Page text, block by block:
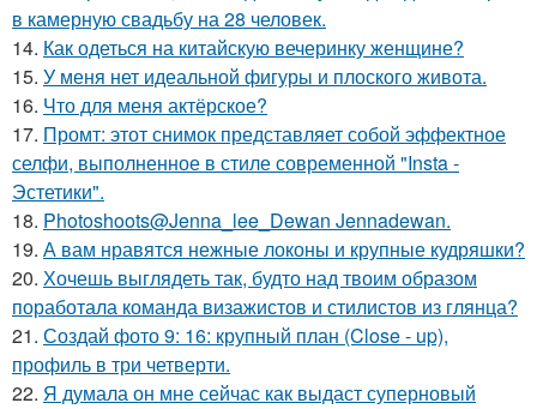
в камерную свадьбу на 28 человек.
14. Как одеться на китайскую вечеринку женщине?
15. У меня нет идеальной фигуры и плоского живота.
16. Что для меня актёрское?
17. Промт: этот снимок представляет собой эффектное
селфи, выполненное в стиле современной "Insta -
Эстетики".
18. Photoshoots@Jenna_lee_Dewan Jennadewan.
19. А вам нравятся нежные локоны и крупные кудряшки?
20. Хочешь выглядеть так, будто над твоим образом
поработала команда визажистов и стилистов из глянца?
21. Создай фото 9: 16: крупный план (Close - up),
профиль в три четверти.
22. Я думала он мне сейчас как выдаст суперновый